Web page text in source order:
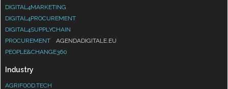
DIGITAL4MARKETING
DIGITAL4PROCUREMENT
DIGITAL4SUPPLYCHAIN
PROCUREMENT
AGENDADIGITALE.EU
PEOPLE&CHANGE360
Industry
AGRIFOOD.TECH